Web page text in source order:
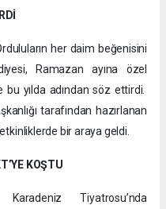
her daim beğenisini
Ramazan ayına özel
bu yılda adından söz ettirdi.
tarafından hazırlanan
bir araya geldi.
KOŞTU
Tiyatrosu’nda